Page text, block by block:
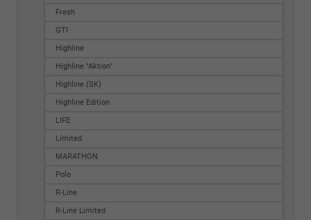
Fresh
GTI
Highline
Highline "Aktion"
Highline (SK)
Highline Edition
LIFE
Limited
MARATHON
Polo
R-Line
R-Line Limited